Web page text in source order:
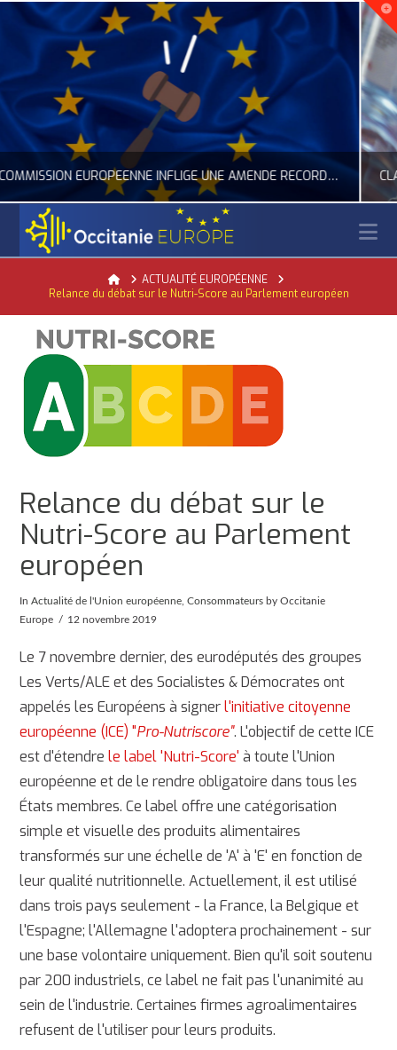
CLARIFICATION DES RÈGLES SUR LA COMPOSITION DES BOUTEILLES PLASTIQUES
ACTUALITÉ DE L'UNION EUROPÉENNE, ACTUALITÉ DE LA REPRÉSENTATION D’OCCITANIE EUROPE, ECONOMIE CIRCULAIRE, ÉNERGIE - ENVIRONNEMENT - CLIMAT
JUILLET 24, 2026
HomeACTUALITÉ EUROPÉENNE
Relance du débat sur le Nutri-Score au Parlement européen
Relance du débat sur le
Nutri-Score au Parlement
européen
InActualité de l'Union européenne ,Consommateurs by Occitanie
Europe
12 novembre 2019
Le 7 novembre dernier, des eurodéputés des groupes
Les Verts/ALE et des Socialistes & Démocrates ont
appelés les Européens à signerl'initiative citoyenne
européenne (ICE) "Pro-Nutriscore". L'objectif de cette ICE
est d'étendrele label 'Nutri-Score' à toute l'Union
européenne et de le rendre obligatoire dans tous les
États membres. Ce label offre une catégorisation
simple et visuelle des produits alimentaires
transformés sur une échelle de 'A' à 'E' en fonction de
leur qualité nutritionnelle. Actuellement, il est utilisé
dans trois pays seulement - la France, la Belgique et
l'Espagne; l'Allemagne l'adoptera prochainement - sur
une base volontaire uniquement. Bien qu'il soit soutenu
par 200 industriels, ce label ne fait pas l'unanimité au
sein de l'industrie. Certaines firmes agroalimentaires
refusent de l'utiliser pour leurs produits.